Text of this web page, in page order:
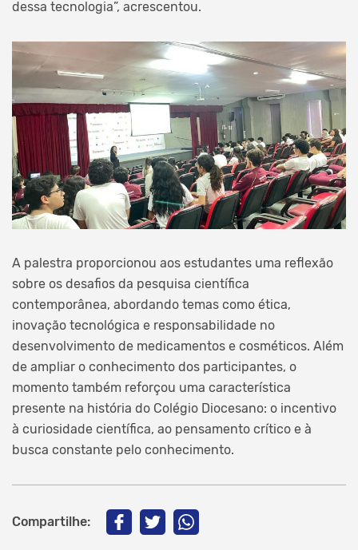
dessa tecnologia”, acrescentou.
A palestra proporcionou aos estudantes uma reflexão
sobre os desafios da pesquisa científica
contemporânea, abordando temas como ética,
inovação tecnológica e responsabilidade no
desenvolvimento de medicamentos e cosméticos. Além
de ampliar o conhecimento dos participantes, o
momento também reforçou uma característica
presente na história do Colégio Diocesano: o incentivo
à curiosidade científica, ao pensamento crítico e à
busca constante pelo conhecimento.
Compartilhe: